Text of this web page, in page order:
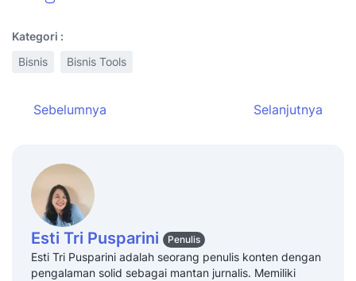
Kategori :
Bisnis
Bisnis Tools
Sebelumnya Selanjutnya
Esti Tri Pusparini Penulis
Esti Tri Pusparini adalah seorang penulis konten dengan
pengalaman solid sebagai mantan jurnalis. Memiliki